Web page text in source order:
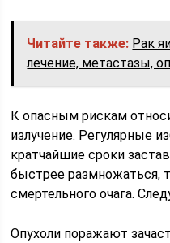
Читайте также: Рак
лечение, метастазы,
К опасным рискам
излучение. Регулярные
кратчайшие сроки
быстрее размножаться,
смертельного очага.
Опухоли поражают